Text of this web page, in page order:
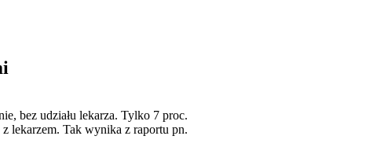
bez udziału lekarza. Tylko 7 proc.
lekarzem. Tak wynika z raportu pn.